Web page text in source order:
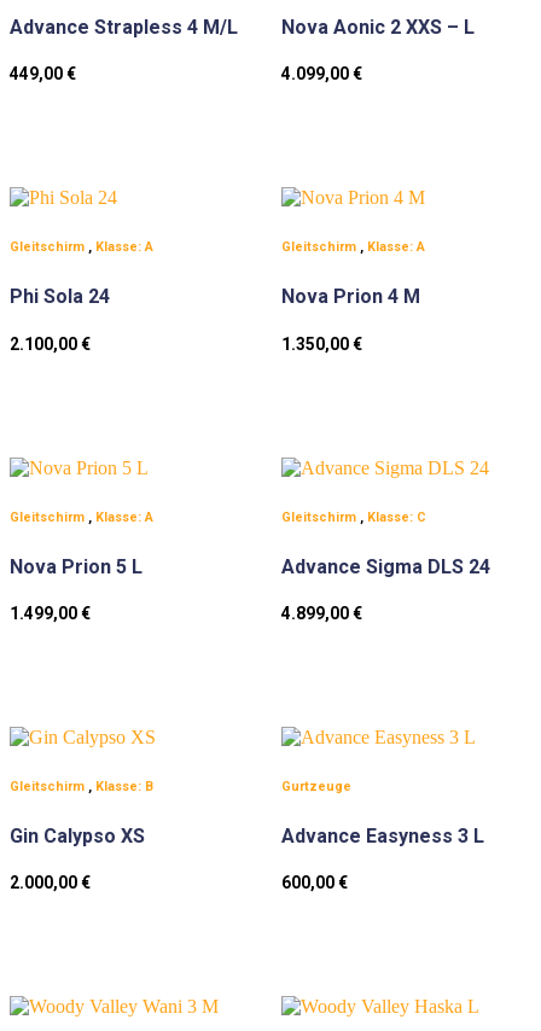
Advance Strapless 4 M/L
449,00€
Nova Aonic 2 XXS – L
4.099,00€
Gleitschirm , Klasse: A
Phi Sola 24
2.100,00€
Gleitschirm, Klasse: A
Nova Prion 4 M
1.350,00€
Gleitschirm , Klasse: A
Nova Prion 5 L
1.499,00€
Gleitschirm, Klasse: C
Advance Sigma DLS 24
4.899,00€
Gleitschirm , Klasse: B
Gin Calypso XS
2.000,00€
Gurtzeuge
Advance Easyness 3 L
600,00€